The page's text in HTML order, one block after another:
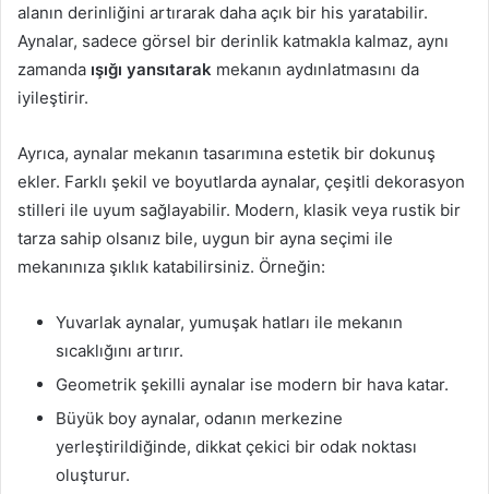
alanın derinliğini artırarak daha açık bir his yaratabilir.
Aynalar, sadece görsel bir derinlik katmakla kalmaz, aynı
zamanda ışığı yansıtarak mekanın aydınlatmasını da
iyileştirir.
Ayrıca, aynalar mekanın tasarımına estetik bir dokunuş
ekler. Farklı şekil ve boyutlarda aynalar, çeşitli dekorasyon
stilleri ile uyum sağlayabilir. Modern, klasik veya rustik bir
tarza sahip olsanız bile, uygun bir ayna seçimi ile
mekanınıza şıklık katabilirsiniz. Örneğin:
Yuvarlak aynalar, yumuşak hatları ile mekanın
sıcaklığını artırır.
Geometrik şekilli aynalar ise modern bir hava katar.
Büyük boy aynalar, odanın merkezine
yerleştirildiğinde, dikkat çekici bir odak noktası
oluşturur.